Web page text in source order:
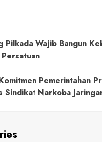
Pilkada Wajib Bangun
Komitmen Pemerintahan
Sindikat Narkoba